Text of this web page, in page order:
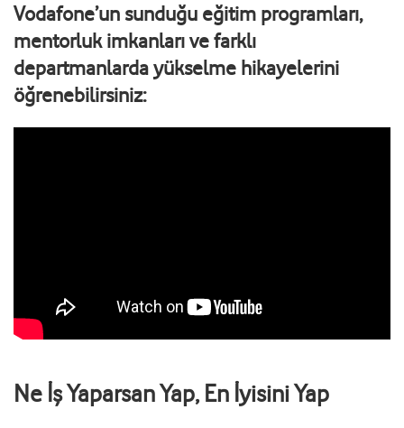
Vodafone’un sunduğu eğitim programları,
mentorluk imkanları ve farklı
departmanlarda yükselme hikayelerini
öğrenebilirsiniz:
Ne İş Yaparsan Yap, En İyisini Yap